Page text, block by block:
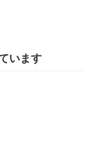
います